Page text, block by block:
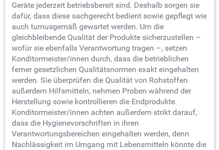
Geräte jederzeit betriebsbereit sind. Deshalb sorgen sie
dafür, dass diese sachgerecht bedient sowie gepflegt wie
auch turnusgemäß gewartet werden. Um die
gleichbleibende Qualität der Produkte sicherzustellen –
wofür sie ebenfalls Verantwortung tragen –, setzen
Konditormeister/innen durch, dass die betrieblichen
ferner gesetzlichen Qualitätsnormen exakt eingehalten
werden. Sie überprüfen die Qualität von Rohstoffen
außerdem Hilfsmitteln, nehmen Proben während der
Herstellung sowie kontrollieren die Endprodukte.
Konditormeister/innen achten außerdem strikt darauf,
dass die Hygienevorschriften in ihren
Verantwortungsbereichen eingehalten werden, denn
Nachlässigkeit im Umgang mit Lebensmitteln könnte die